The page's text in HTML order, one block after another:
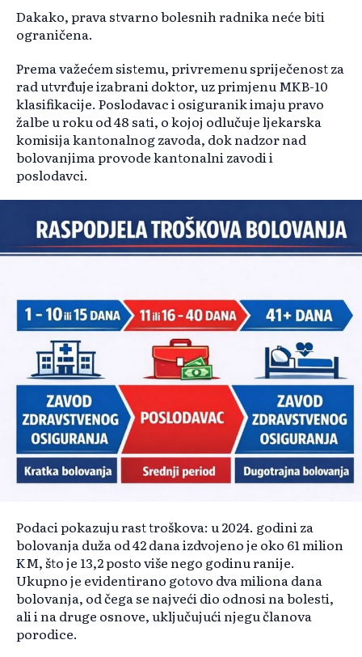
Dakako, prava stvarno bolesnih radnika neće biti
ograničena.
Prema važećem sistemu, privremenu spriječenost za
rad utvrđuje izabrani doktor, uz primjenu MKB-10
klasifikacije. Poslodavac i osiguranik imaju pravo
žalbe u roku od 48 sati, o kojoj odlučuje ljekarska
komisija kantonalnog zavoda, dok nadzor nad
bolovanjima provode kantonalni zavodi i
poslodavci.
Podaci pokazuju rast troškova: u 2024. godini za
bolovanja duža od 42 dana izdvojeno je oko 61 milion
KM, što je 13,2 posto više nego godinu ranije.
Ukupno je evidentirano gotovo dva miliona dana
bolovanja, od čega se najveći dio odnosi na bolesti,
ali i na druge osnove, uključujući njegu članova
porodice.